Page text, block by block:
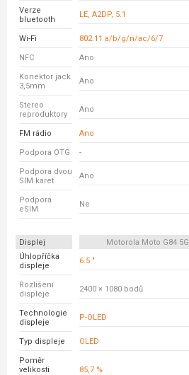
Verze
bluetooth
LE, A2DP, 5.1
Wi-Fi 802.11 a/b/g/n/ac/6/7
NFC Ano
Konektor jack
3,5mm
Ano
Stereo
reproduktory
Ano
FM rádio Ano
Podpora OTG -
Podpora dvou
SIM karet
Ano
Podpora
eSIM
Ne
Displej Motorola Moto G84 5G
Úhlopříčka
displeje
6.5 "
Rozlišení
displeje
2400 × 1080 bodů
Technologie
displeje
P-OLED
Typ displeje OLED
Poměr
velikosti
85,7 %